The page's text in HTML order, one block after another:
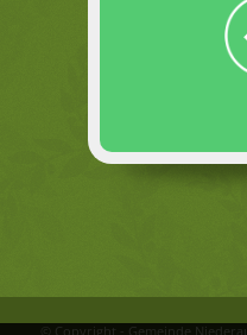
© Copyright - Gemeinde Niederau